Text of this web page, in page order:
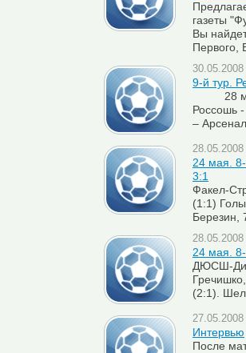
газеты
Вы
Первого,
9-й тур.
28 мая
–
24 мая.
3:1
Факел-
(1:1)
Березин,
24 мая.
ДЮСШ-
(2:1).
Интервью
После